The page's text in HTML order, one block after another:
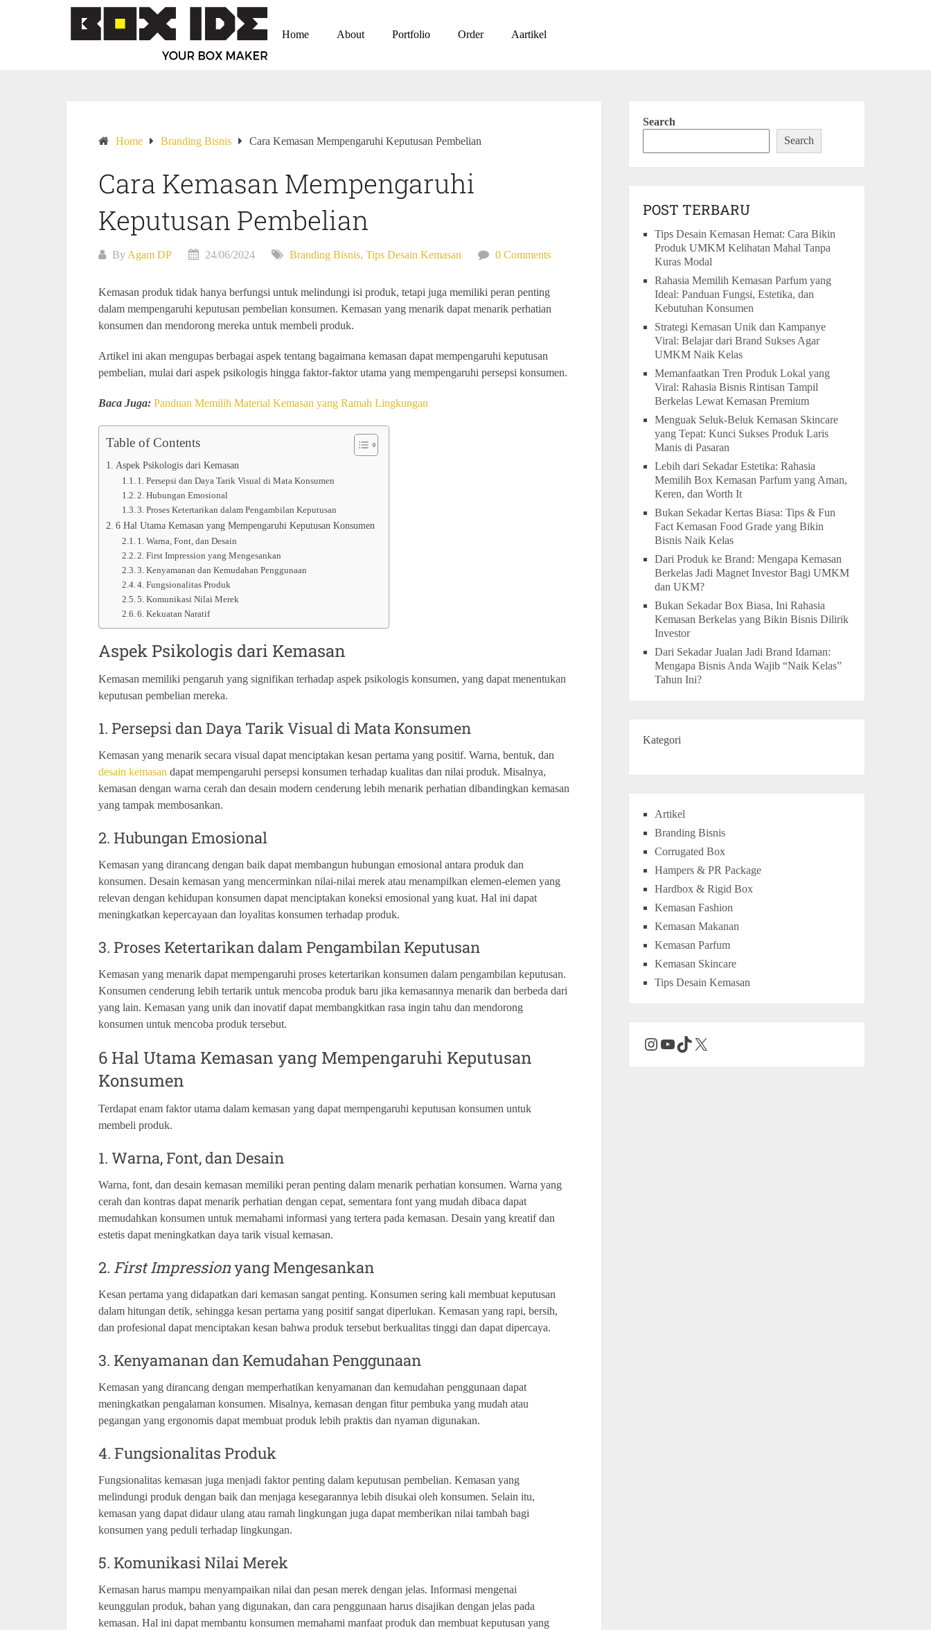
Home About Portfolio Order Aartikel
Home Branding Bisnis Cara Kemasan Mempengaruhi Keputusan Pembelian
Cara Kemasan Mempengaruhi
Keputusan Pembelian
By Agam DP 24/06/2024 Branding Bisnis, Tips Desain Kemasan 0 Comments
Kemasan produk tidak hanya berfungsi untuk melindungi isi produk, tetapi juga memiliki peran penting
dalam mempengaruhi keputusan pembelian konsumen. Kemasan yang menarik dapat menarik perhatian
konsumen dan mendorong mereka untuk membeli produk.
Artikel ini akan mengupas berbagai aspek tentang bagaimana kemasan dapat mempengaruhi keputusan
pembelian, mulai dari aspek psikologis hingga faktor-faktor utama yang mempengaruhi persepsi konsumen.
Baca Juga: Panduan Memilih Material Kemasan yang Ramah Lingkungan
Table of Contents
Aspek Psikologis dari Kemasan
1. Persepsi dan Daya Tarik Visual di Mata Konsumen
2. Hubungan Emosional
3. Proses Ketertarikan dalam Pengambilan Keputusan
6 Hal Utama Kemasan yang Mempengaruhi Keputusan Konsumen
1. Warna, Font, dan Desain
2. First Impression yang Mengesankan
3. Kenyamanan dan Kemudahan Penggunaan
4. Fungsionalitas Produk
5. Komunikasi Nilai Merek
6. Kekuatan Naratif
Aspek Psikologis dari Kemasan
Kemasan memiliki pengaruh yang signifikan terhadap aspek psikologis konsumen, yang dapat menentukan
keputusan pembelian mereka.
1. Persepsi dan Daya Tarik Visual di Mata Konsumen
Kemasan yang menarik secara visual dapat menciptakan kesan pertama yang positif. Warna, bentuk, dan
desain kemasan dapat mempengaruhi persepsi konsumen terhadap kualitas dan nilai produk. Misalnya,
kemasan dengan warna cerah dan desain modern cenderung lebih menarik perhatian dibandingkan kemasan
yang tampak membosankan.
2. Hubungan Emosional
Kemasan yang dirancang dengan baik dapat membangun hubungan emosional antara produk dan
konsumen. Desain kemasan yang mencerminkan nilai-nilai merek atau menampilkan elemen-elemen yang
relevan dengan kehidupan konsumen dapat menciptakan koneksi emosional yang kuat. Hal ini dapat
meningkatkan kepercayaan dan loyalitas konsumen terhadap produk.
3. Proses Ketertarikan dalam Pengambilan Keputusan
Kemasan yang menarik dapat mempengaruhi proses ketertarikan konsumen dalam pengambilan keputusan.
Konsumen cenderung lebih tertarik untuk mencoba produk baru jika kemasannya menarik dan berbeda dari
yang lain. Kemasan yang unik dan inovatif dapat membangkitkan rasa ingin tahu dan mendorong
konsumen untuk mencoba produk tersebut.
6 Hal Utama Kemasan yang Mempengaruhi Keputusan
Konsumen
Terdapat enam faktor utama dalam kemasan yang dapat mempengaruhi keputusan konsumen untuk
membeli produk.
1. Warna, Font, dan Desain
Warna, font, dan desain kemasan memiliki peran penting dalam menarik perhatian konsumen. Warna yang
cerah dan kontras dapat menarik perhatian dengan cepat, sementara font yang mudah dibaca dapat
memudahkan konsumen untuk memahami informasi yang tertera pada kemasan. Desain yang kreatif dan
estetis dapat meningkatkan daya tarik visual kemasan.
2. First Impressionyang Mengesankan
Kesan pertama yang didapatkan dari kemasan sangat penting. Konsumen sering kali membuat keputusan
dalam hitungan detik, sehingga kesan pertama yang positif sangat diperlukan. Kemasan yang rapi, bersih,
dan profesional dapat menciptakan kesan bahwa produk tersebut berkualitas tinggi dan dapat dipercaya.
3. Kenyamanan dan Kemudahan Penggunaan
Kemasan yang dirancang dengan memperhatikan kenyamanan dan kemudahan penggunaan dapat
meningkatkan pengalaman konsumen. Misalnya, kemasan dengan fitur pembuka yang mudah atau
pegangan yang ergonomis dapat membuat produk lebih praktis dan nyaman digunakan.
4. Fungsionalitas Produk
Fungsionalitas kemasan juga menjadi faktor penting dalam keputusan pembelian. Kemasan yang
melindungi produk dengan baik dan menjaga kesegarannya lebih disukai oleh konsumen. Selain itu,
kemasan yang dapat didaur ulang atau ramah lingkungan juga dapat memberikan nilai tambah bagi
konsumen yang peduli terhadap lingkungan.
5. Komunikasi Nilai Merek
Kemasan harus mampu menyampaikan nilai dan pesan merek dengan jelas. Informasi mengenai
keunggulan produk, bahan yang digunakan, dan cara penggunaan harus disajikan dengan jelas pada
kemasan. Hal ini dapat membantu konsumen memahami manfaat produk dan membuat keputusan yang
Search
Search
POST TERBARU
Tips Desain Kemasan Hemat: Cara Bikin
Produk UMKM Kelihatan Mahal Tanpa
Kuras Modal
Rahasia Memilih Kemasan Parfum yang
Ideal: Panduan Fungsi, Estetika, dan
Kebutuhan Konsumen
Strategi Kemasan Unik dan Kampanye
Viral: Belajar dari Brand Sukses Agar
UMKM Naik Kelas
Memanfaatkan Tren Produk Lokal yang
Viral: Rahasia Bisnis Rintisan Tampil
Berkelas Lewat Kemasan Premium
Menguak Seluk-Beluk Kemasan Skincare
yang Tepat: Kunci Sukses Produk Laris
Manis di Pasaran
Lebih dari Sekadar Estetika: Rahasia
Memilih Box Kemasan Parfum yang Aman,
Keren, dan Worth It
Bukan Sekadar Kertas Biasa: Tips & Fun
Fact Kemasan Food Grade yang Bikin
Bisnis Naik Kelas
Dari Produk ke Brand: Mengapa Kemasan
Berkelas Jadi Magnet Investor Bagi UMKM
dan UKM?
Bukan Sekadar Box Biasa, Ini Rahasia
Kemasan Berkelas yang Bikin Bisnis Dilirik
Investor
Dari Sekadar Jualan Jadi Brand Idaman:
Mengapa Bisnis Anda Wajib “Naik Kelas”
Tahun Ini?
Kategori
Artikel
Branding Bisnis
Corrugated Box
Hampers & PR Package
Hardbox & Rigid Box
Kemasan Fashion
Kemasan Makanan
Kemasan Parfum
Kemasan Skincare
Tips Desain Kemasan